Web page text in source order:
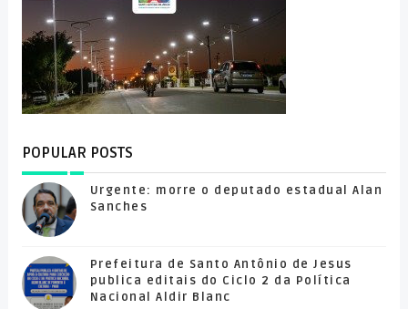
POPULAR POSTS
Urgente: morre o deputado estadual Alan
Sanches
Prefeitura de Santo Antônio de Jesus
publica editais do Ciclo 2 da Política
Nacional Aldir Blanc